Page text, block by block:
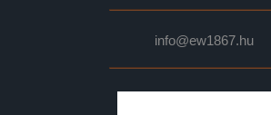
info@ew1867.hu